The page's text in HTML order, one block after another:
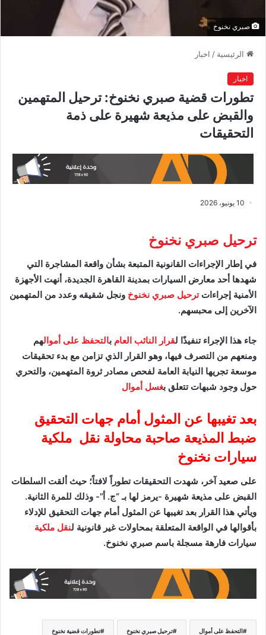
صبري نخنوخ
الرئيسية / اخبار
اخبار
تطورات قضية صبري نخنوخ: ترحيل المتهمين
والقبض على مذيعة شهيرة على ذمة
التحقيقات
10 يونيو، 2026
ترحيل صبري نخنوخ
​في إطار الإجراءات القانونية المتبعة بشأن واقعة المشاجرة التي
شهدها أحد معارض السيارات بمدينة القاهرة الجديدة، أنهت الأجهزة
الأمنية إجراءاتترحيل صبري نخنوخ ونجل شقيقه وعدد من المتهمين
الآخرين إلى محبسهم.
​جاء هذا الإجراء تنفيذًا لقرار النائب العام بالتحفظ على أموالهم
ومنعهم من التصرف فيها، وهو القرار الذي تزامن مع بدء تحقيقات
موسعة تجريها النيابة العامة لفحص مصادر ثروة المتهمين، والتحري
حول وجود شبهات تتعلق بغسل أموال
بعد تغيبها عن المثول أمام جهات التحقيق
ضبط المذيعة صاحبة محاولة نقل ملكية
سيارات نخنوخ
​على صعيد آخر، شهدت التحقيقات تطوراً لافتاً؛ حيث ألقت السلطات
القبض على مذيعة شهيرة -يرمز لها بـ “ج. أ”- وذلك للمرة الثانية.
ويأتي هذا القرار بعد تغيبها عن المثول أمام جهات التحقيق للإدلاء
بأقوالها في الواقعة المتعلقة بمحاولات غير قانونية لنقل ملكية
سيارات فارهة مسجلة باسم صبري نخنوخ.
التحفظ على أموال ترحيل صبري نخنوخ تطورات قضية نخنوخ